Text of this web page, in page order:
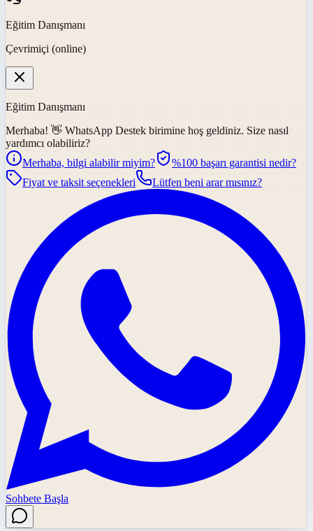
Eğitim Danışmanı
Çevrimiçi (online)
Eğitim Danışmanı
Merhaba! 👋 WhatsApp Destek birimine hoş geldiniz. Size nasıl
yardımcı olabiliriz?
Merhaba, bilgi alabilir miyim?
%100 başarı garantisi nedir?
Fiyat ve taksit seçenekleri
Lütfen beni arar mısınız?
Sohbete Başla